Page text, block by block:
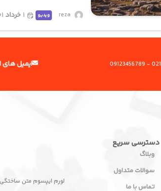
reza ویدیو ۱ خرداد
021
09123456789 ایمیل های
دسترسی سریع
وبلاگ
سوالات متداول
تماس با ما
لورم ایپسوم متن